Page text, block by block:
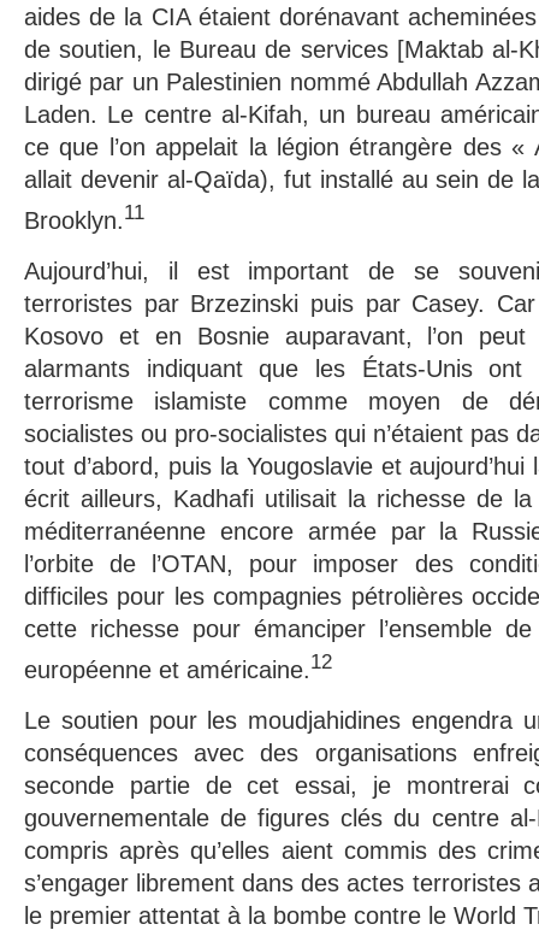
aides de la CIA étaient dorénavant
de soutien, le Bureau de services [Maktab al-
dirigé par un Palestinien nommé Abdullah
Laden. Le centre al-Kifah, un bureau
ce que l’on appelait la légion étrangère des «
allait devenir al-Qaïda), fut installé au sein de
Brooklyn.11
Aujourd’hui, il est important de se
terroristes par Brzezinski puis par Casey.
Kosovo et en Bosnie auparavant, l’on
alarmants indiquant que les États-Unis
terrorisme islamiste comme moyen de
socialistes ou pro-socialistes qui n’étaient pas
tout d’abord, puis la Yougoslavie et aujourd’hui
écrit ailleurs, Kadhafi utilisait la richesse de
méditerranéenne encore armée par la
l’orbite de l’OTAN, pour imposer des
difficiles pour les compagnies pétrolières
cette richesse pour émanciper l’ensemble
européenne et américaine.12
Le soutien pour les moudjahidines engendra
conséquences avec des organisations
seconde partie de cet essai, je montrerai
gouvernementale de figures clés du centre
compris après qu’elles aient commis des
s’engager librement dans des actes terroristes
le premier attentat à la bombe contre le World